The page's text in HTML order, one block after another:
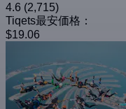
4.6 (2,715)
Tiqets最安価格：
$19.06